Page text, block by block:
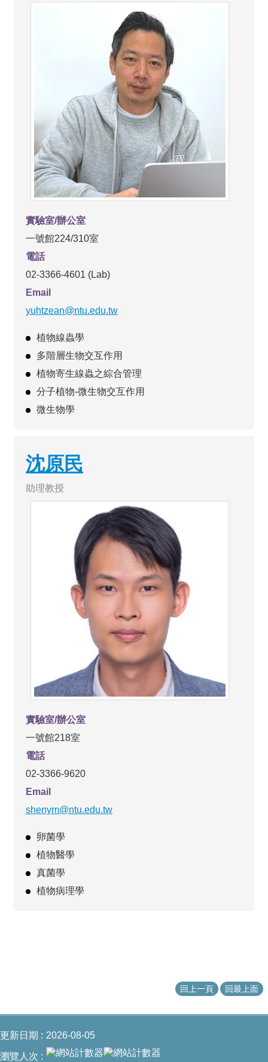
實驗室/辦公室
一號館224/310室
電話
02-3366-4601 (Lab)
Email
yuhtzean@ntu.edu.tw
植物線蟲學
多階層生物交互作用
植物寄生線蟲之綜合管理
分子植物-微生物交互作用
微生物學
沈原民
助理教授
實驗室/辦公室
一號館218室
電話
02-3366-9620
Email
shenym@ntu.edu.tw
卵菌學
植物醫學
真菌學
植物病理學
回上一頁 回最上面
更新日期 2026-08-05
瀏覽人次